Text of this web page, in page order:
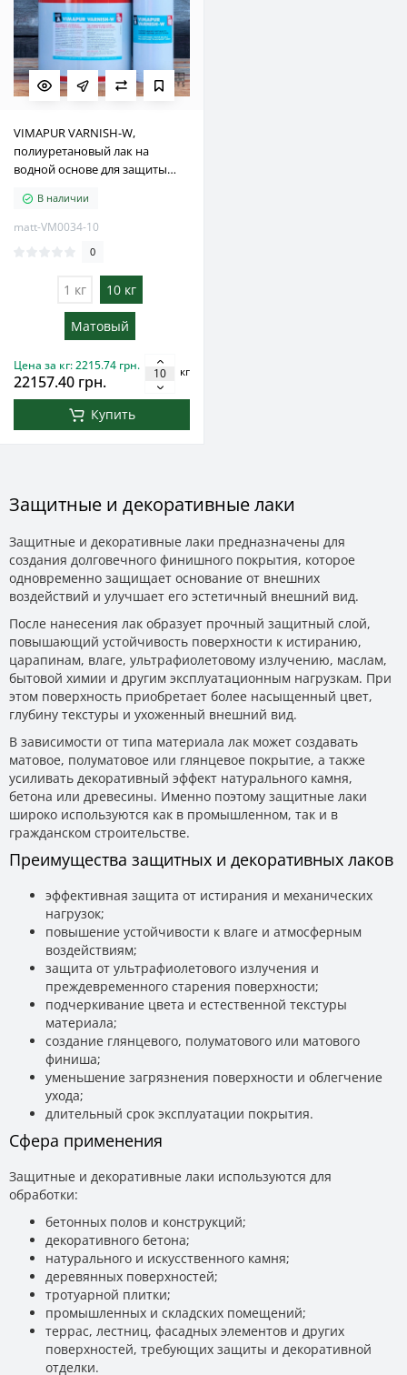
VIMAPUR VARNISH-W,
полиуретановый лак на
водной основе для защиты
покрытий, 10 кг
В наличии
matt-VM0034-10
0
1 кг 10 кг
Матовый
Цена за кг: 2215.74 грн.
22157.40 грн.
кг
Купить
Защитные и декоративные лаки
Защитные и декоративные лаки предназначены для
создания долговечного финишного покрытия, которое
одновременно защищает основание от внешних
воздействий и улучшает его эстетичный внешний вид.
После нанесения лак образует прочный защитный слой,
повышающий устойчивость поверхности к истиранию,
царапинам, влаге, ультрафиолетовому излучению, маслам,
бытовой химии и другим эксплуатационным нагрузкам. При
этом поверхность приобретает более насыщенный цвет,
глубину текстуры и ухоженный внешний вид.
В зависимости от типа материала лак может создавать
матовое, полуматовое или глянцевое покрытие, а также
усиливать декоративный эффект натурального камня,
бетона или древесины. Именно поэтому защитные лаки
широко используются как в промышленном, так и в
гражданском строительстве.
Преимущества защитных и декоративных лаков
эффективная защита от истирания и механических
нагрузок;
повышение устойчивости к влаге и атмосферным
воздействиям;
защита от ультрафиолетового излучения и
преждевременного старения поверхности;
подчеркивание цвета и естественной текстуры
материала;
создание глянцевого, полуматового или матового
финиша;
уменьшение загрязнения поверхности и облегчение
ухода;
длительный срок эксплуатации покрытия.
Сфера применения
Защитные и декоративные лаки используются для
обработки:
бетонных полов и конструкций;
декоративного бетона;
натурального и искусственного камня;
деревянных поверхностей;
тротуарной плитки;
промышленных и складских помещений;
террас, лестниц, фасадных элементов и других
поверхностей, требующих защиты и декоративной
отделки.